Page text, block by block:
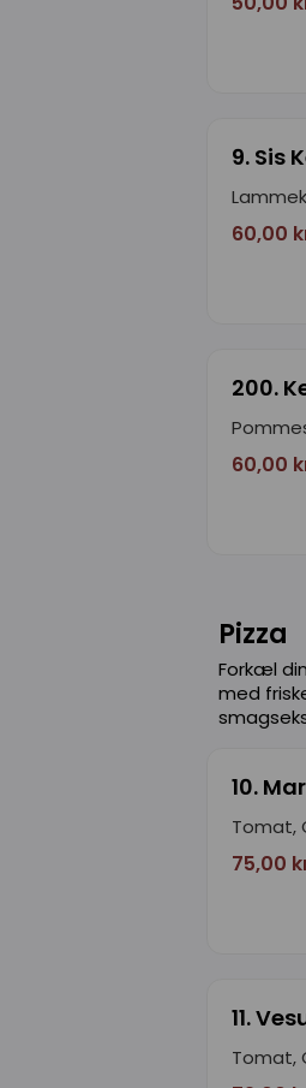
9. Sis
60,00
200.
60,00
Pizza
Forkæl
med
10.
Tomat,
75,00
11.
Tomat,